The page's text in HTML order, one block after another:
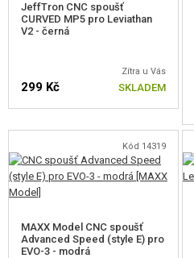
PÍSTY, HŘEBENY
VODÍCÍ TRNY PRUŽINY
ZÁPADKY ZP.CHODU
PŘERUŠOVAČE
SPOUŠTĚ
JeffTron CNC spoušť
CURVED MP5 pro Leviathan
V2 - černá
Zítra u Vás
299 Kč SKLADEM
Kód 14319
MAXX Model CNC spoušť
Advanced Speed (style E) pro
EVO-3 - modrá